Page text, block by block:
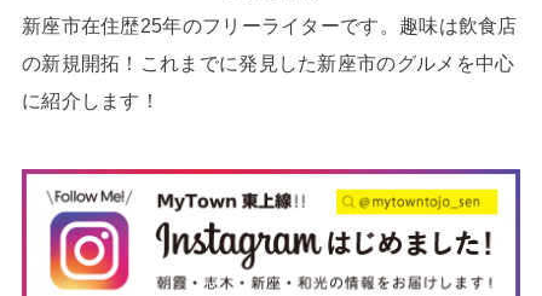
新座市在住歴25年のフリーライターです。趣味は飲食店
の新規開拓！これまでに発見した新座市のグルメを中心
に紹介します！